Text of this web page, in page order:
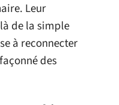
Leur
de la simple
à reconnecter
des